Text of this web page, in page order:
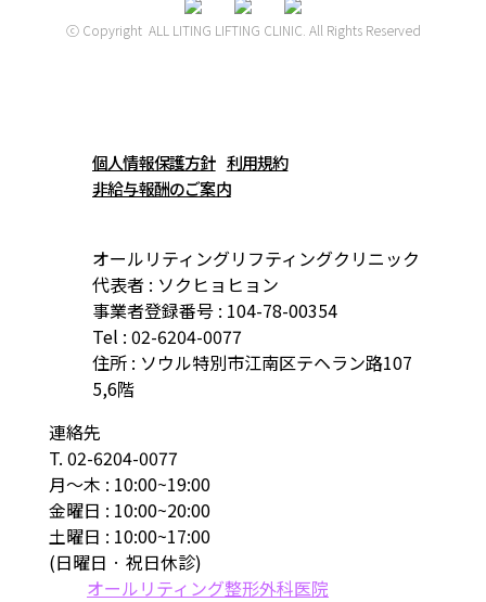
ⓒ Copyright ALL LITING LIFTING CLINIC. All Rights Reserved
個人情報保護方針 利用規約
非給与報酬のご案内
オールリティングリフティングクリニック
代表者 : ソクヒョヒョン
事業者登録番号 : 104-78-00354
Tel : 02-6204-0077
住所 : ソウル特別市江南区テヘラン路107
5,6階
連絡先
T. 02-6204-0077
月～木 : 10:00~19:00
金曜日 : 10:00~20:00
土曜日 : 10:00~17:00
(日曜日 · 祝日休診)
オールリティング整形外科医院